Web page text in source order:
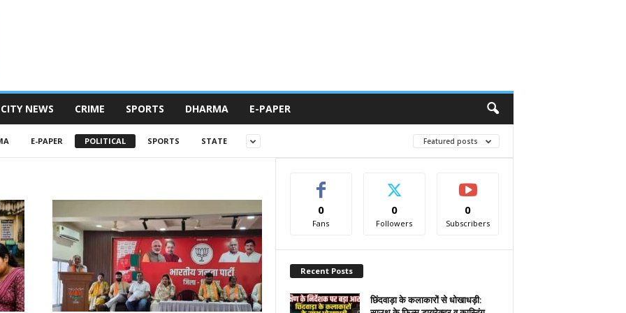
CITY NEWS CRIME SPORTS DHARMA E-PAPER
E-PAPER POLITICAL SPORTS STATE Featured posts
0
Fans
0
Followers
0
Subscribers
Recent Posts
छिंदवाड़ा के कलाकारों से धोखाधड़ी: